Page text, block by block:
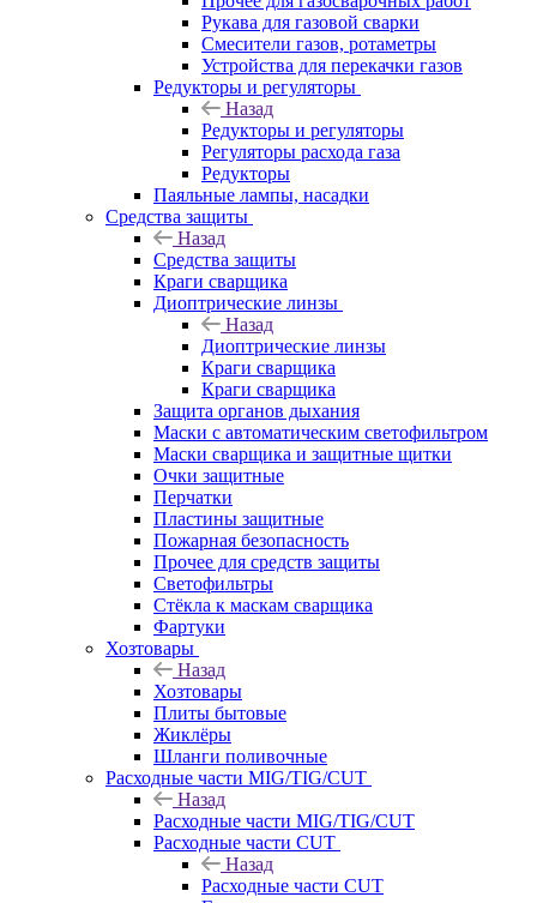
Рукава для газовой сварки
Смесители газов, ротаметры
Устройства для перекачки газов
Редукторы и регуляторы
Назад
Редукторы и регуляторы
Регуляторы расхода газа
Редукторы
Паяльные лампы, насадки
Средства защиты
Назад
Средства защиты
Краги сварщика
Диоптрические линзы
Назад
Диоптрические линзы
Краги сварщика
Краги сварщика
Защита органов дыхания
Маски с автоматическим светофильтром
Маски сварщика и защитные щитки
Очки защитные
Перчатки
Пластины защитные
Пожарная безопасность
Прочее для средств защиты
Светофильтры
Стёкла к маскам сварщика
Фартуки
Хозтовары
Назад
Хозтовары
Плиты бытовые
Жиклёры
Шланги поливочные
Расходные части MIG/TIG/CUT
Назад
Расходные части MIG/TIG/CUT
Расходные части CUT
Назад
Расходные части CUT